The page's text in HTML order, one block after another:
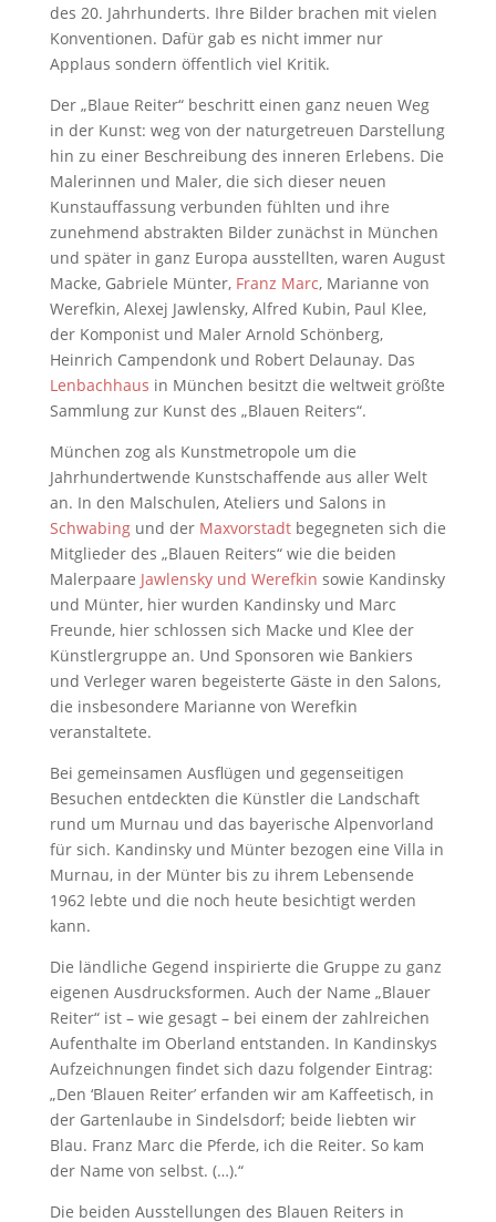
des 20. Jahrhunderts. Ihre Bilder brachen mit vielen
Konventionen. Dafür gab es nicht immer nur
Applaus sondern öffentlich viel Kritik.
Der „Blaue Reiter“ beschritt einen ganz neuen Weg
in der Kunst: weg von der naturgetreuen Darstellung
hin zu einer Beschreibung des inneren Erlebens. Die
Malerinnen und Maler, die sich dieser neuen
Kunstauffassung verbunden fühlten und ihre
zunehmend abstrakten Bilder zunächst in München
und später in ganz Europa ausstellten, waren August
Macke, Gabriele Münter, Franz Marc, Marianne von
Werefkin, Alexej Jawlensky, Alfred Kubin, Paul Klee,
der Komponist und Maler Arnold Schönberg,
Heinrich Campendonk und Robert Delaunay. Das
Lenbachhaus in München besitzt die weltweit größte
Sammlung zur Kunst des „Blauen Reiters“.
München zog als Kunstmetropole um die
Jahrhundertwende Kunstschaffende aus aller Welt
an. In den Malschulen, Ateliers und Salons in
Schwabingund der Maxvorstadtbegegneten sich die
Mitglieder des „Blauen Reiters“ wie die beiden
Malerpaare Jawlensky und Werefkin sowie Kandinsky
und Münter, hier wurden Kandinsky und Marc
Freunde, hier schlossen sich Macke und Klee der
Künstlergruppe an. Und Sponsoren wie Bankiers
und Verleger waren begeisterte Gäste in den Salons,
die insbesondere Marianne von Werefkin
veranstaltete.
Bei gemeinsamen Ausflügen und gegenseitigen
Besuchen entdeckten die Künstler die Landschaft
rund um Murnau und das bayerische Alpenvorland
für sich. Kandinsky und Münter bezogen eine Villa in
Murnau, in der Münter bis zu ihrem Lebensende
1962 lebte und die noch heute besichtigt werden
kann.
Die ländliche Gegend inspirierte die Gruppe zu ganz
eigenen Ausdrucksformen. Auch der Name „Blauer
Reiter“ ist – wie gesagt – bei einem der zahlreichen
Aufenthalte im Oberland entstanden. In Kandinskys
Aufzeichnungen findet sich dazu folgender Eintrag:
„Den ‘Blauen Reiter’ erfanden wir am Kaffeetisch, in
der Gartenlaube in Sindelsdorf; beide liebten wir
Blau. Franz Marc die Pferde, ich die Reiter. So kam
der Name von selbst. (…).“
Die beiden Ausstellungen des Blauen Reiters in